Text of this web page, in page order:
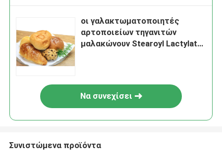
οι γαλακτωματοποιητές
αρτοποιείων τηγανιτών
μαλακώνουν Stearoyl Lactylate
Να συνεχίσει
Συνιστώμενα προϊόντα